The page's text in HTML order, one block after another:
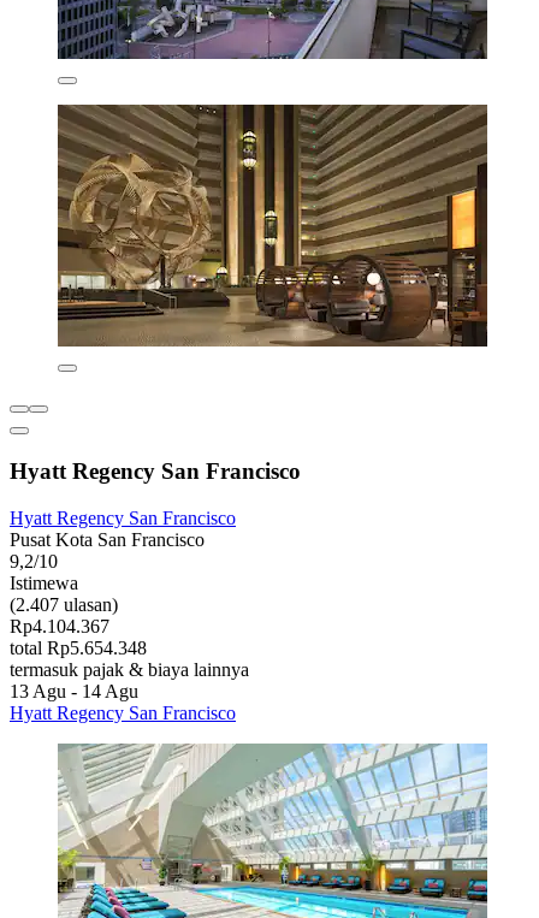
Hyatt Regency San Francisco
Hyatt Regency San Francisco
Pusat Kota San Francisco
9,2/10
Istimewa
(2.407 ulasan)
Rp4.104.367
total Rp5.654.348
termasuk pajak & biaya lainnya
13 Agu - 14 Agu
Hyatt Regency San Francisco